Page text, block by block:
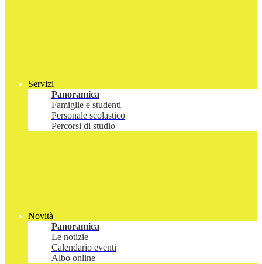
Servizi
Panoramica
Famiglie e studenti
Personale scolastico
Percorsi di studio
Novità
Panoramica
Le notizie
Calendario eventi
Albo online